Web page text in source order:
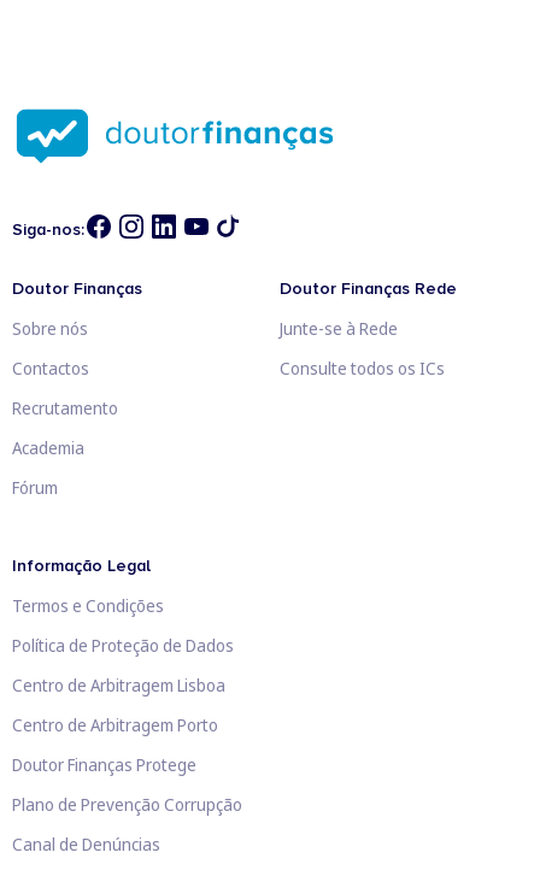
Siga-nos:
Doutor Finanças
Sobre nós
Contactos
Recrutamento
Academia
Fórum
Doutor Finanças Rede
Junte-se à Rede
Consulte todos os ICs
Informação Legal
Termos e Condições
Política de Proteção de Dados
Centro de Arbitragem Lisboa
Centro de Arbitragem Porto
Doutor Finanças Protege
Plano de Prevenção Corrupção
Canal de Denúncias